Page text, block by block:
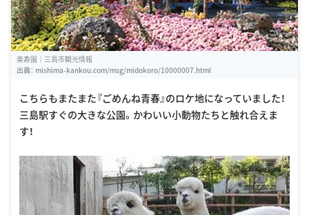
楽寿園｜三島市観光情報
出典： mishima-kankou.com/msg/midokoro/10000007.html
こちらもまたまた『ごめんね青春』のロケ地になっていました！
三島駅すぐの大きな公園。かわいい小動物たちと触れ合えま
す！